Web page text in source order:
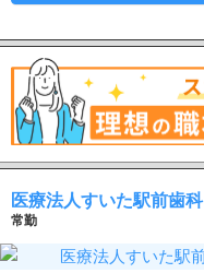
医療法人すいた駅前歯科
常勤